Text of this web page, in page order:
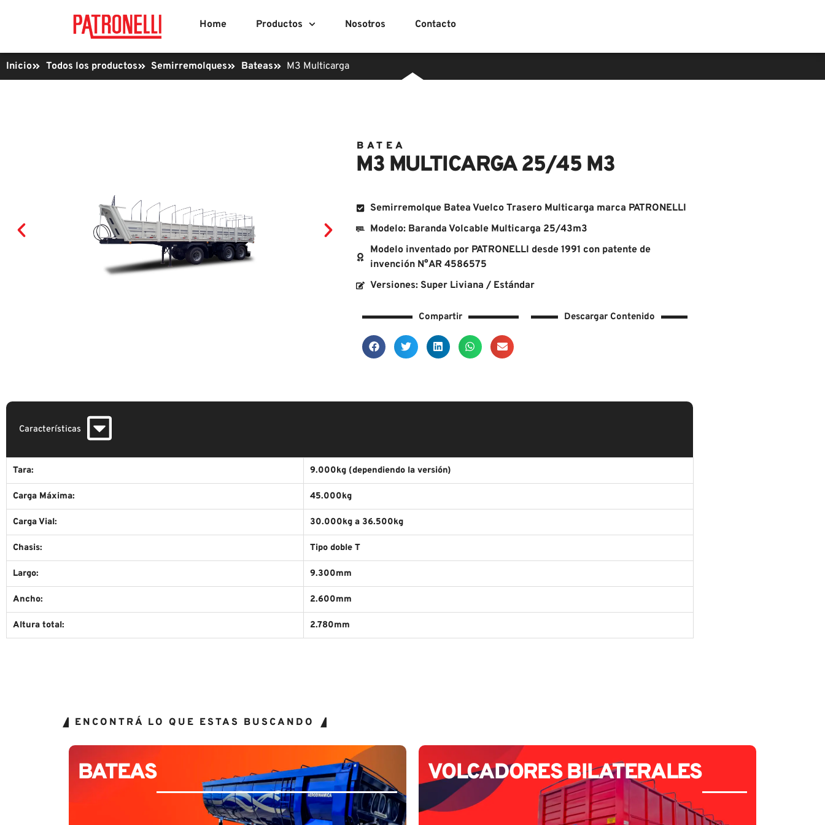
Home Productos Nosotros Contacto
Inicio Todos los productos Semirremolques Bateas M3 Multicarga
BATEA
M3 MULTICARGA 25/45 M3
Semirremolque Batea Vuelco Trasero Multicarga marca PATRONELLI
Modelo: Baranda Volcable Multicarga 25/43m3
Modelo inventado por PATRONELLI desde 1991 con patente de
invención N°AR 4586575
Versiones: Super Liviana / Estándar
Compartir Descargar Contenido
Características
Tara: 9.000kg (dependiendo la versión)
Carga Máxima: 45.000kg
Carga Vial: 30.000kg a 36.500kg
Chasis: Tipo doble T
Largo: 9.300mm
Ancho: 2.600mm
Altura total: 2.780mm
ENCONTRÁ LO QUE ESTAS BUSCANDO
BATEAS VOLCADORES BILATERALES